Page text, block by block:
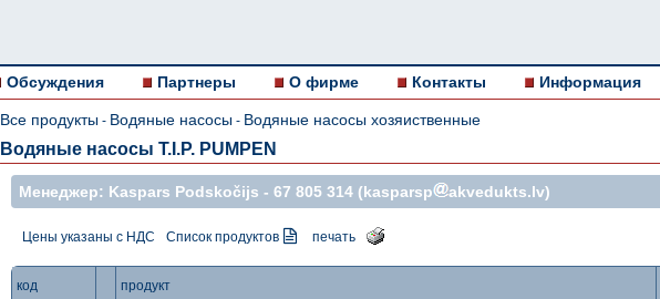
Обсуждения Партнеры О фирме Контакты Информация
Все продукты - Водяные насосы - Водяные насосы хозяиственные
Водяные насосы T.I.P. PUMPEN
Mенеджер: Kaspars Podskočijs - 67 805 314 (kasparsp akvedukts.lv)
Цены указаны с НДС Список продуктов печать
код продукт